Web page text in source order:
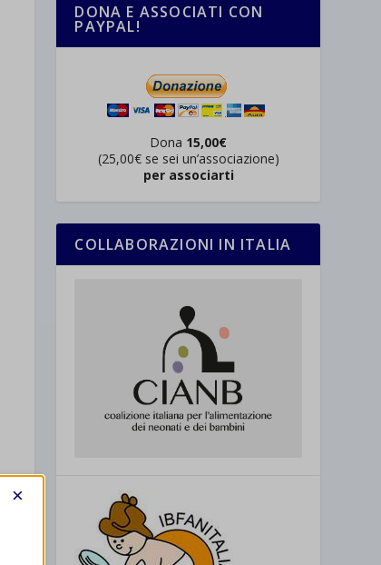
DONA E ASSOCIATI CON
PAYPAL!
Dona 15,00€
(25,00€ se sei un’associazione)
per associarti
COLLABORAZIONI IN ITALIA
×